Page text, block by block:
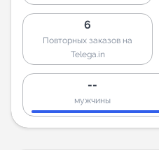
6
Повторных заказов на
Telega.in
--
мужчины